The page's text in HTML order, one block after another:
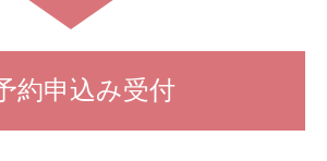
約申込み受付